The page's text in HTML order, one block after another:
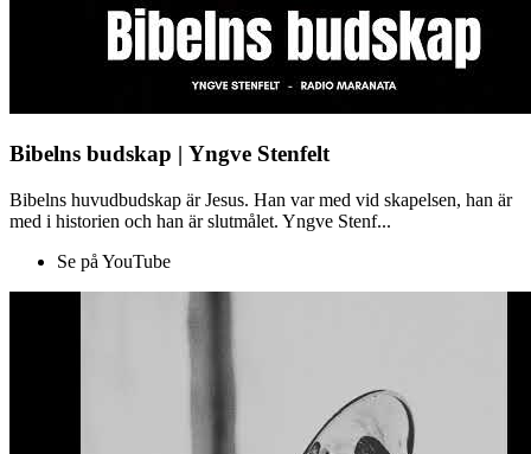
Bibelns budskap | Yngve Stenfelt
Bibelns huvudbudskap är Jesus. Han var med vid skapelsen, han är
med i historien och han är slutmålet. Yngve Stenf...
Se på YouTube